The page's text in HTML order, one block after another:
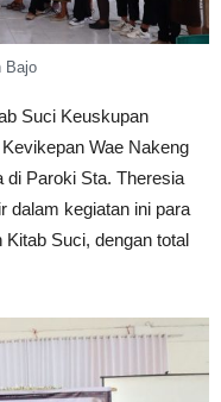
Bajo
Suci Keuskupan
Wae Nakeng
di Paroki Sta. Theresia
dalam kegiatan ini para
Suci, dengan total